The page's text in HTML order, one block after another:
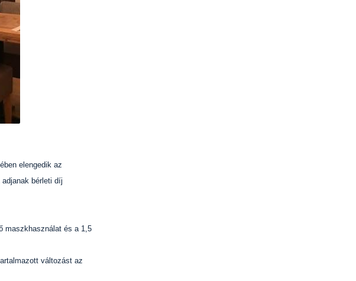
elengedik az
bérleti díj
maszkhasználat és a 1,5
változást az